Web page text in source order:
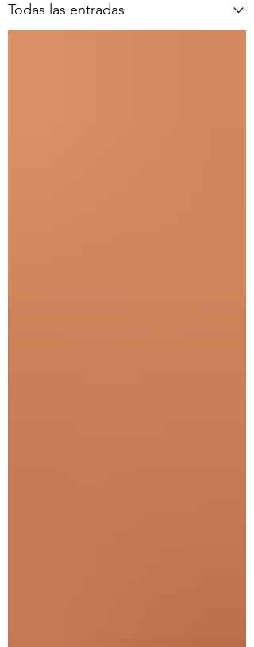
Todas las entradas